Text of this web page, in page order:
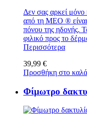
Δεν σας αρκεί
από τη MEO ® είναι
πόνου της ηδονής.
φιλικό προς το
Περισσότερα
39,99 €
Προσθήκη στο
Φίμωτρο